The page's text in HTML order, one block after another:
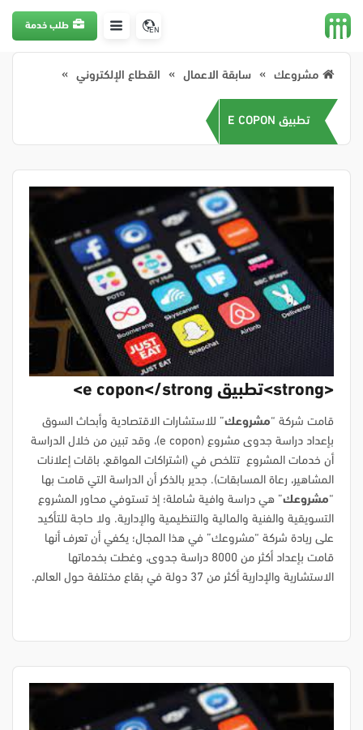
EN طلب خدمة
مشروعك سابقة الاعمال القطاع الإلكتروني
تطبيق E COPON
<strong>تطبيق e copon</strong>
قامت شركة “مشروعك” للاستشارات الاقتصادية وأبحاث السوق
بإعداد دراسة جدوى مشروع (e copon)، وقد تبين من خلال الدراسة
أن خدمات المشروع تتلخص في (اشتراكات المواقع، باقات إعلانات
المشاهير، رعاة المسابقات). جدير بالذكر أن الدراسة التي قامت بها
“مشروعك” هي دراسة وافية شاملة؛ إذ تستوفي محاور المشروع
التسويقية والفنية والمالية والتنظيمية والإدارية. ولا حاجة للتأكيد
على ريادة شركة “مشروعك” في هذا المجال؛ يكفي أن تعرف أنها
قامت بإعداد أكثر من 8000 دراسة جدوى، وغطت بخدماتها
الاستشارية والإدارية أكثر من 37 دولة في بقاع مختلفة حول العالم.